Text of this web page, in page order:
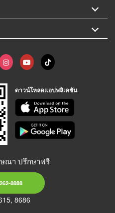
ดาวน์โหลดแอปพลิเคชัน
ณา ปรึกษาฟรี
8888
8686